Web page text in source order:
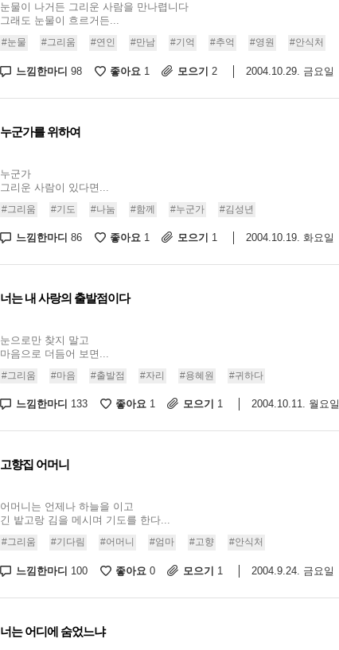
눈물이 나거든 그리운 사람을 만나렵니다
그래도 눈물이 흐르거든...
#눈물 #그리움 #연인 #만남 #기억 #추억 #영원 #안식처
느낌한마디 98 좋아요 1 모으기 2 2004.10.29. 금요일
누군가를 위하여
누군가
그리운 사람이 있다면...
#그리움 #기도 #나눔 #함께 #누군가 #김성년
느낌한마디 86 좋아요 1 모으기 1 2004.10.19. 화요일
너는 내 사랑의 출발점이다
눈으로만 찾지 말고
마음으로 더듬어 보면...
#그리움 #마음 #출발점 #자리 #용혜원 #귀하다
느낌한마디 133 좋아요 1 모으기 1 2004.10.11. 월요일
고향집 어머니
어머니는 언제나 하늘을 이고
긴 밭고랑 김을 메시며 기도를 한다...
#그리움 #기다림 #어머니 #엄마 #고향 #안식처
느낌한마디 100 좋아요 0 모으기 1 2004.9.24. 금요일
너는 어디에 숨었느냐